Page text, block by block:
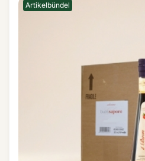
Artikelbündel